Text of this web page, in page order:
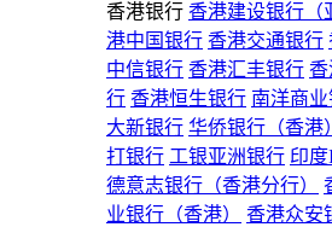
香港银行 香港建设银行（
港中国银行 香港交通银行
中信银行 香港汇丰银行
行 香港恒生银行 南洋商
大新银行 华侨银行（香港）
打银行 工银亚洲银行 印度
德意志银行（香港分行）
业银行（香港）
香港众安